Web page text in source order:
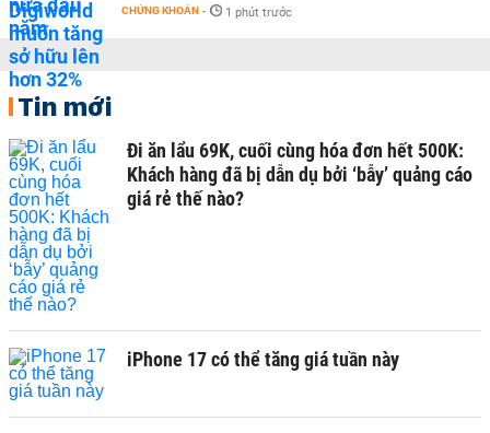
CHỨNG KHOÁN - 1 phút trước
Tin mới
Đi ăn lẩu 69K, cuối cùng hóa đơn hết 500K:
Khách hàng đã bị dẫn dụ bởi ‘bẫy’ quảng cáo
giá rẻ thế nào?
iPhone 17 có thể tăng giá tuần này